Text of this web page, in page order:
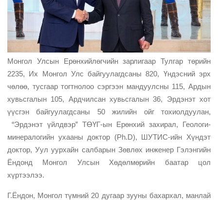
Монгол Улсын Ерөнхийлөгчийн зарлигаар Тулгар төрийн
2235, Их Монгол Улс байгуулагдсаны 820, Үндэсний эрх
чөлөө, тусгаар тогтнолоо сэргээн мандуулсны 115, Ардын
хувьсгалын 105, Ардчилсан хувьсгалын 36, Эрдэнэт хот
үүсгэн байгуулагдсаны 50 жилийн ойг тохиолдуулан,
“Эрдэнэт үйлдвэр” ТӨҮГ-ын Ерөнхий захирал, Геологи-
минералогийн ухааны доктор (Ph.D), ШУТИС-ийн Хүндэт
доктор, Уул уурхайн салбарын Зөвлөх инженер Гэлэнгийн
Ёндонд Монгол Улсын Хөдөлмөрийн баатар цол
хүртээлээ.
Г.Ёндон, Монгол түмний 20 дугаар зууны бахархал, манлай